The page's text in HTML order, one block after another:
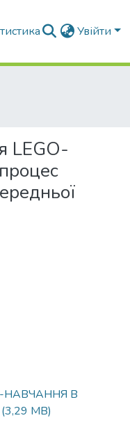
Увійти
LEGO-
В
(3,29 MB)